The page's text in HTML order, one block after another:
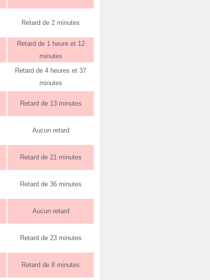
Retard de 2 minutes
Retard de 1 heure et 12
minutes
Retard de 4 heures et 37
minutes
Retard de 13 minutes
Aucun retard
Retard de 21 minutes
Retard de 36 minutes
Aucun retard
Retard de 23 minutes
Retard de 8 minutes